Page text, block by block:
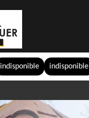
indisponible indisponible